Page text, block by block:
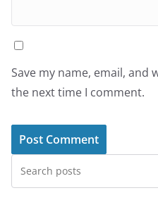
Save my name, email,
the next time I comment.